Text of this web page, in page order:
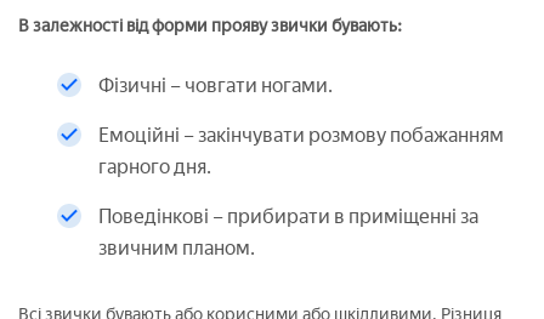
В залежності від форми прояву звички бувають:
Фізичні – човгати ногами.
Емоційні – закінчувати розмову побажанням
гарного дня.
Поведінкові – прибирати в приміщенні за
звичним планом.
Всі звички бувають або корисними або шкідливими. Різниця